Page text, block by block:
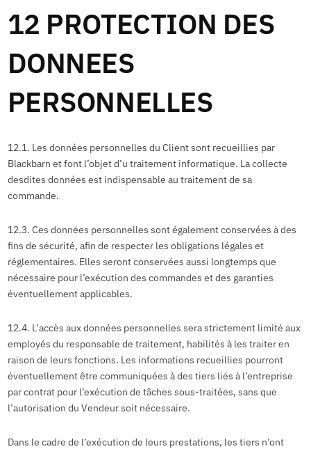
12 PROTECTION DES
DONNEES
PERSONNELLES
12.1. Les données personnelles du Client sont recueillies par
Blackbarn et font l’objet d’u traitement informatique. La collecte
desdites données est indispensable au traitement de sa
commande.
12.3. Ces données personnelles sont également conservées à des
fins de sécurité, afin de respecter les obligations légales et
réglementaires. Elles seront conservées aussi longtemps que
nécessaire pour l’exécution des commandes et des garanties
éventuellement applicables.
12.4. L’accès aux données personnelles sera strictement limité aux
employés du responsable de traitement, habilités à les traiter en
raison de leurs fonctions. Les informations recueillies pourront
éventuellement être communiquées à des tiers liés à l’entreprise
par contrat pour l’exécution de tâches sous-traitées, sans que
l’autorisation du Vendeur soit nécessaire.
Dans le cadre de l’exécution de leurs prestations, les tiers n’ont